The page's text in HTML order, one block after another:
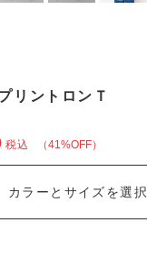
リントロンＴ
（41%OFF）
税込
カラーとサイズを選択